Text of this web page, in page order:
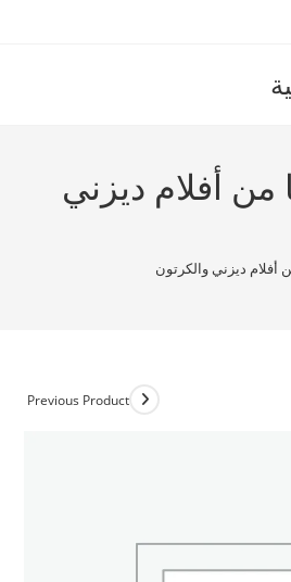
جيجا من أفلام ديزني
Previous Product